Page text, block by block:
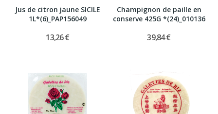
Jus de citron jaune SICILE
1L*(6)_PAP156049
13,26 €
Champignon de paille en
conserve 425G *(24)_010136
39,84 €